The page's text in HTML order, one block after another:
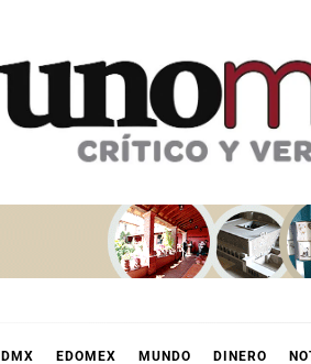
EDOMEX MUNDO DINERO